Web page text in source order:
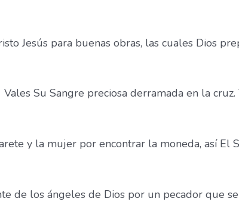
Jesús para buenas obras, las cuales Dios
Su Sangre preciosa derramada en la
y la mujer por encontrar la moneda, así El
de los ángeles de Dios por un pecador que